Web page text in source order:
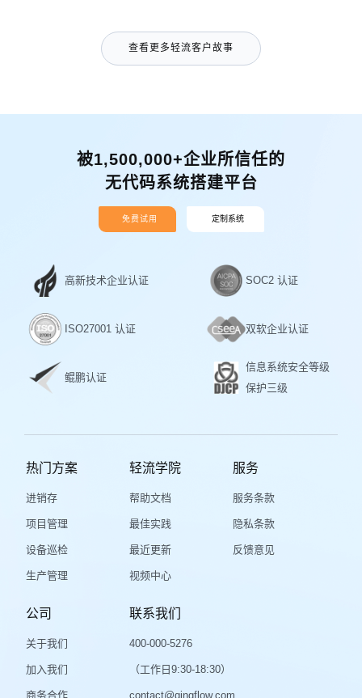
查看更多轻流客户故事
被1,500,000+企业所信任的
无代码系统搭建平台
免费试用 定制系统
高新技术企业认证 SOC2 认证
ISO27001 认证 双软企业认证
鲲鹏认证
信息系统安全等级
保护三级
热门方案
进销存
项目管理
设备巡检
生产管理
轻流学院
帮助文档
最佳实践
最近更新
视频中心
服务
服务条款
隐私条款
反馈意见
公司
关于我们
加入我们
商务合作
联系我们
400-000-5276
（工作日9:30-18:30）
contact@qingflow.com